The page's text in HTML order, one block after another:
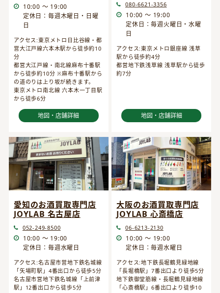
10:00 ～ 19:00
定休日：毎週木曜日・日曜
日
アクセス:東京メトロ日比谷線・都
営大江戸線六本木駅から徒歩約10
分
都営大江戸線・南北線麻布十番駅
から徒歩約10分 ※麻布十番駅から
の道のりは上り坂が続きます。
東京メトロ南北線 六本木一丁目駅
から徒歩6分
地図・店舗詳細
080-6621-3356
10:00 ～ 19:00
定休日：毎週火曜日・水曜
日
アクセス:東京メトロ銀座線 浅草
駅から徒歩約4分
都営地下鉄浅草線 浅草駅から徒歩
約7分
地図・店舗詳細
愛知のお酒買取専門店
JOYLAB 名古屋店
052-249-8500
10:00 ～ 19:00
定休日：毎週水曜日
アクセス:名古屋市営地下鉄名城線
「矢場町駅」4番出口から徒歩5分
名古屋市営地下鉄名城線「上前津
駅」12番出口から徒歩5分
大阪のお酒買取専門店
JOYLAB 心斎橋店
06-6213-2130
10:00 ～ 19:00
定休日：毎週水曜日
アクセス:地下鉄長堀鶴見緑地線
「長堀橋駅」7番出口より徒歩5分
地下鉄御堂筋線・長堀鶴見緑地線
「心斎橋駅」6番出口より徒歩10